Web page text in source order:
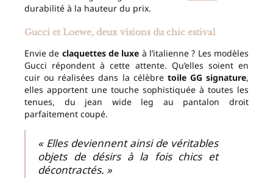
durabilité à la hauteur du prix.
Gucci et Loewe, deux visions du chic estival
Envie de claquettes de luxe à l’italienne ? Les modèles
Gucci répondent à cette attente. Qu’elles soient en
cuir ou réalisées dans la célèbre toile GG signature,
elles apportent une touche sophistiquée à toutes les
tenues, du jean wide leg au pantalon droit
parfaitement coupé.
« Elles deviennent ainsi de véritables
objets de désirs à la fois chics et
décontractés. »